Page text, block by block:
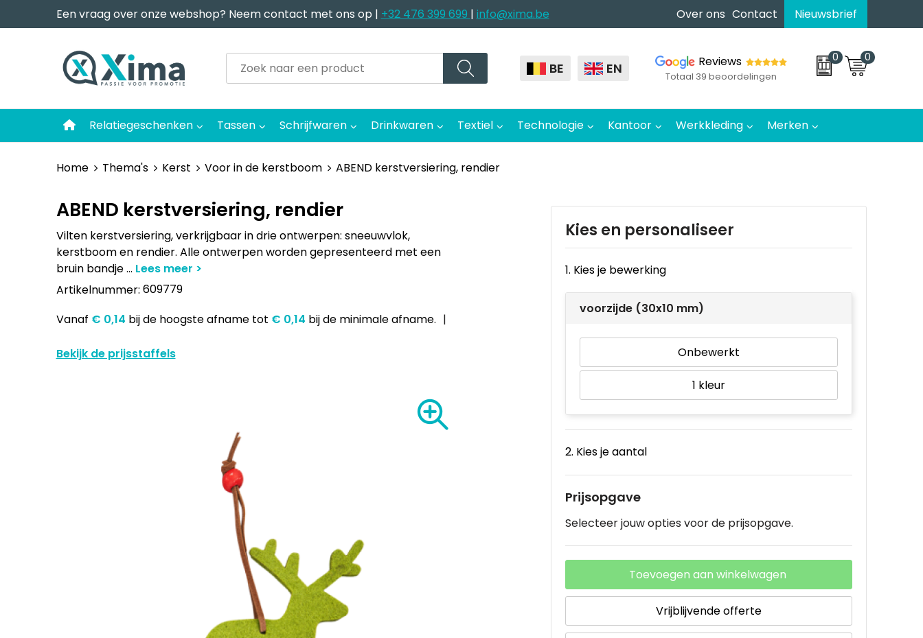
Een vraag over onze webshop? Neem contact met ons op | +32 476 399 699 | info@xima.be Over ons Contact Nieuwsbrief
BE EN Reviews
Totaal 39 beoordelingen
0 0
Relatiegeschenken Tassen Schrijfwaren Drinkwaren Textiel Technologie Kantoor Werkkleding Merken
Home Thema's Kerst Voor in de kerstboom ABEND kerstversiering, rendier
ABEND kerstversiering, rendier
Vilten kerstversiering, verkrijgbaar in drie ontwerpen: sneeuwvlok,
kerstboom en rendier. Alle ontwerpen worden gepresenteerd met een
bruin bandje...
Artikelnummer: 609779
Vanaf € 0,14 bij de hoogste afnametot € 0,14 bij de minimale afname.
Bekijk de prijsstaffels
Kies en personaliseer
1. Kies je bewerking
voorzijde (30x10 mm)
Onbewerkt
1
2. Kies je aantal
Prijsopgave
Selecteer jouw opties voor de prijsopgave.
Toevoegen aan winkelwagen
Vrijblijvende offerte